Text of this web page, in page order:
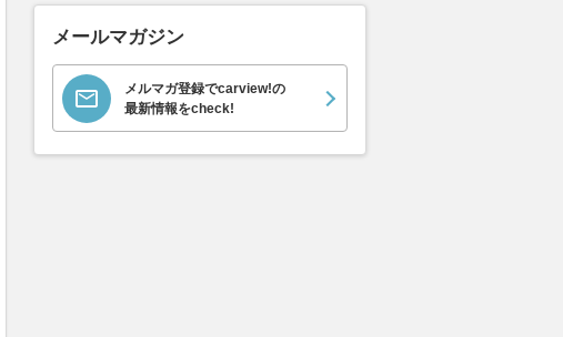
メールマガジン
メルマガ登録でcarview!の
最新情報をcheck!